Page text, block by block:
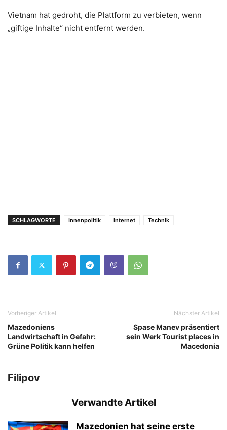
Vietnam hat gedroht, die Plattform zu verbieten, wenn
„giftige Inhalte“ nicht entfernt werden.
SCHLAGWORTE Innenpolitik Internet Technik
Vorheriger Artikel
Mazedoniens
Landwirtschaft in Gefahr:
Grüne Politik kann helfen
Nächster Artikel
Spase Manev präsentiert
sein Werk Tourist places in
Macedonia
Filipov
Verwandte Artikel
Mazedonien hat seine erste